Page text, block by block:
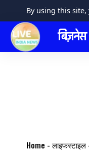
By using this
बिज़नेस
Home -लाइफस्टाइल